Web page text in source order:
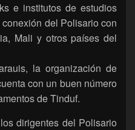
e institutos de estudios
del Polisario con
Mali y otros países del
la organización de
con un buen número
de Tinduf.
dirigentes del Polisario